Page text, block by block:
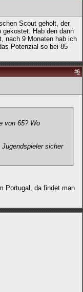
Scout geholt, der
Hab den dann
nach 9 Monaten hab ich
Potenzial so bei 85
#6
von 65? Wo
sicher
Portugal, da findet man